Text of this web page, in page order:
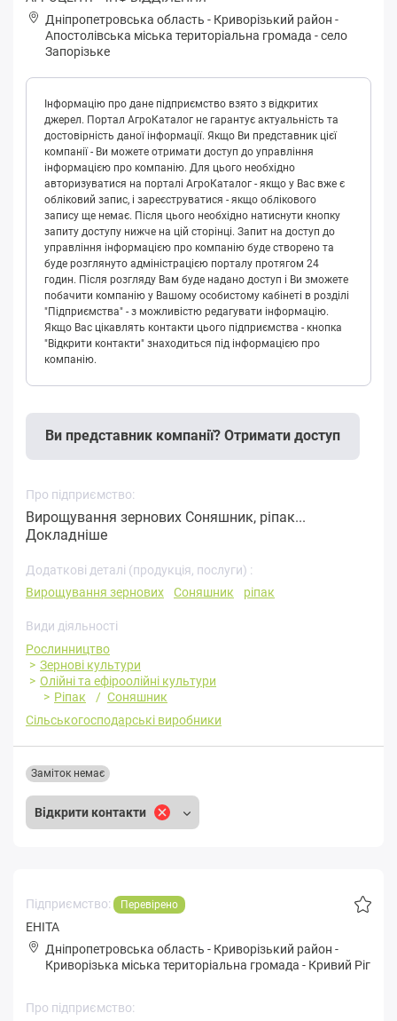
Дніпропетровська область - Криворізький район -
Апостолівська міська територіальна громада -село
Запорізьке
Інформацію про дане підприємство взято з відкритих
джерел. Портал АгроКаталог не гарантує актуальність та
достовірність даної інформації. Якщо Ви представник цієї
компанії - Ви можете отримати доступ до управління
інформацією про компанію. Для цього необхідно
авторизуватися на порталі АгроКаталог - якщо у Вас вже є
обліковий запис, і зареєструватися - якщо облікового
запису ще немає. Після цього необхідно натиснути кнопку
запиту доступу нижче на цій сторінці. Запит на доступ до
управління інформацією про компанію буде створено та
буде розглянуто адміністрацією порталу протягом 24
годин. Після розгляду Вам буде надано доступ і Ви зможете
побачити компанію у Вашому особистому кабінеті в розділі
"Підприємства" - з можливістю редагувати інформацію.
Якщо Вас цікавлять контакти цього підприємства - кнопка
"Відкрити контакти" знаходиться під інформацією про
компанію.
Ви представник компанії? Отримати доступ
Про підприємство:
Вирощування зернових Соняшник, ріпак...
Докладніше
Додаткові деталі (продукція, послуги) :
Вирощування зернових
Соняшник ріпак
Види діяльності
Рослинництво
Зернові культури
Олійні та ефіроолійні культури
Ріпак
Соняшник
Сільськогосподарські виробники
Відкрити контакти
Заміток немає
Підприємство: Перевірено
ЕНІТА
Дніпропетровська область - Криворізький район -
Кpивopізькa міська територіальна громада - Кривий Ріг
Про підприємство: